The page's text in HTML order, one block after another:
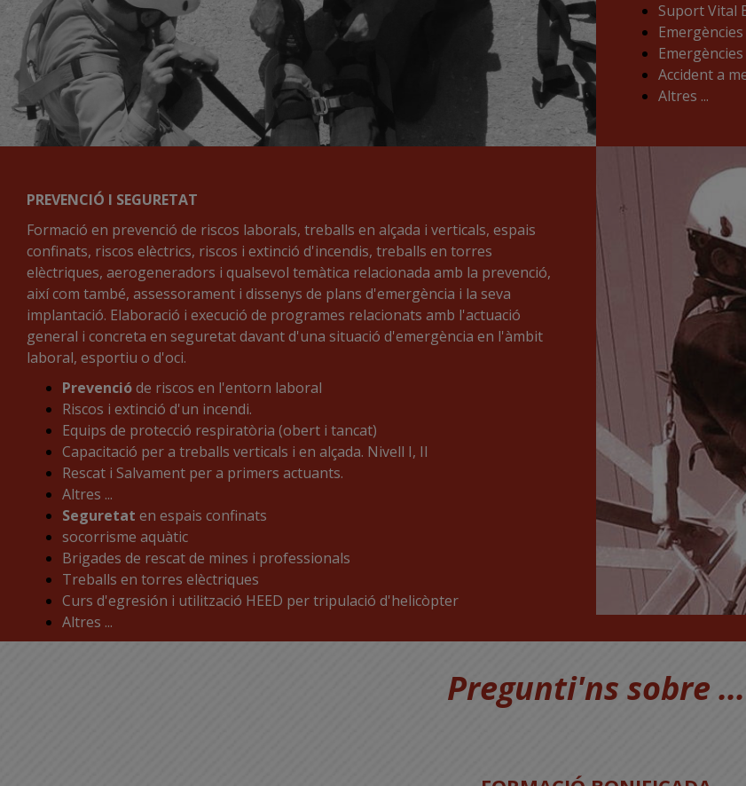
Suport Vital
Accident a
Altres ...
PREVENCIÓ I SEGURETAT
Formació en prevenció de riscos laborals, treballs en alçada i verticals, espais
confinats, riscos elèctrics, riscos i extinció d'incendis, treballs en torres
elèctriques, aerogeneradors i qualsevol temàtica relacionada amb la prevenció,
així com també, assessorament i dissenys de plans d'emergència i la seva
implantació. Elaboració i execució de programes relacionats amb l'actuació
general i concreta en seguretat davant d'una situació d'emergència en l'àmbit
laboral, esportiu o d'oci.
Prevencióde riscos en l'entorn laboral
Riscos i extinció d'un incendi.
Equips de protecció respiratòria (obert i tancat)
Capacitació per a treballs verticals i en alçada. Nivell I, II
Rescat i Salvament per a primers actuants.
Altres ...
Seguretat en espais confinats
socorrisme aquàtic
Brigades de rescat de mines i professionals
Treballs en torres elèctriques
Curs d'egresión i utilització HEED per tripulació d'helicòpter
Altres ...
Pregunti'ns sobre ...